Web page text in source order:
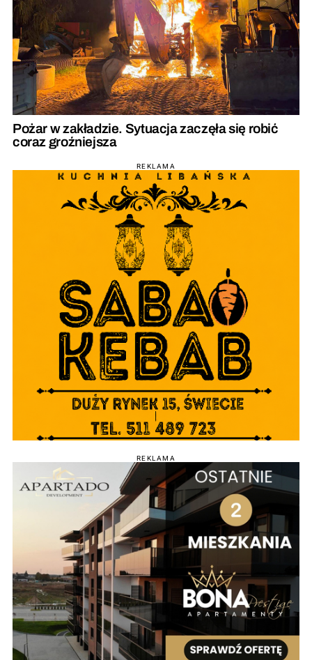
Pożar w zakładzie. Sytuacja zaczęła się robić
coraz groźniejsza
REKLAMA
REKLAMA